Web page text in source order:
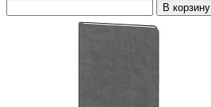
В корзину